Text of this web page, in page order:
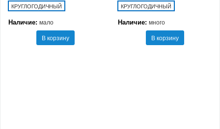
КРУГЛОГОДИЧНЫЙ
Наличие: мало
В корзину
КРУГЛОГОДИЧНЫЙ
Наличие: много
В корзину